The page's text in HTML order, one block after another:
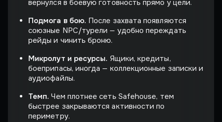
вернулся в боевую готовность прямо у цели.
Подмога в бою. После захвата появляются
союзные NPC/турели — удобно переждать
рейды и чинить броню.
Микролут и ресурсы. Ящики, кредиты,
боеприпасы, иногда — коллекционные записки и
аудиофайлы.
Темп. Чем плотнее сеть Safehouse, тем
быстрее закрываются активности по
периметру.